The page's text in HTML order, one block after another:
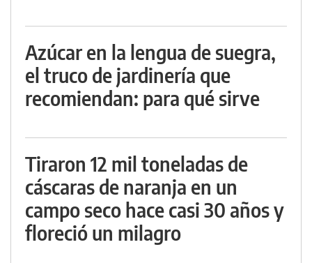
Azúcar en la lengua de suegra,
el truco de jardinería que
recomiendan: para qué sirve
Tiraron 12 mil toneladas de
cáscaras de naranja en un
campo seco hace casi 30 años y
floreció un milagro